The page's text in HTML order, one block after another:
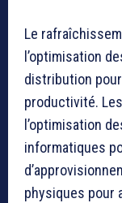
Le
l’optimisation
distribution
productivité.
l’optimisation
informatiques
physiques pour